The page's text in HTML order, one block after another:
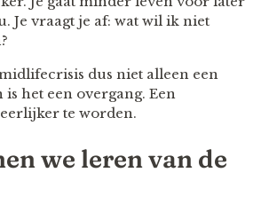
Je vraagt je af: wat wil ik niet
dus niet alleen een
is het een overgang. Een
te worden.
we leren van de